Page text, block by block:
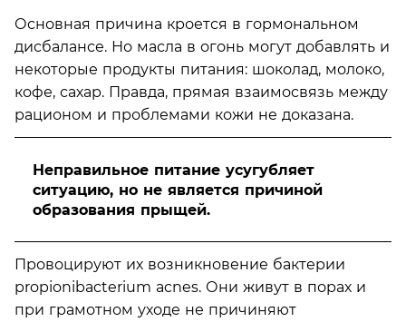
Основная причина кроется в гормональном
дисбалансе. Но масла в огонь могут добавлять и
некоторые продукты питания: шоколад, молоко,
кофе, сахар. Правда, прямая взаимосвязь между
рационом и проблемами кожи не доказана.
Неправильное питание усугубляет
ситуацию, но не является причиной
образования прыщей.
Провоцируют их возникновение бактерии
propionibacterium acnes. Они живут в порах и
при грамотном уходе не причиняют